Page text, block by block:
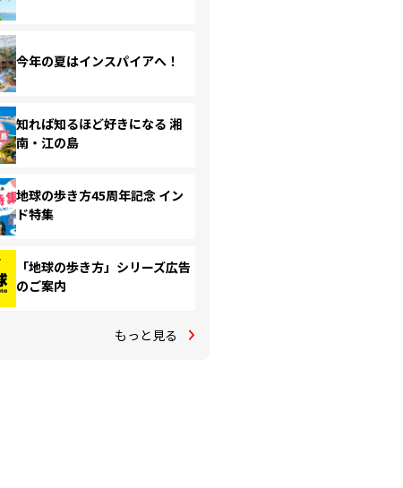
今年の夏はインスパイアへ！
知れば知るほど好きになる 湘
南・江の島
地球の歩き方45周年記念 イン
ド特集
「地球の歩き方」シリーズ広告
のご案内
もっと見る